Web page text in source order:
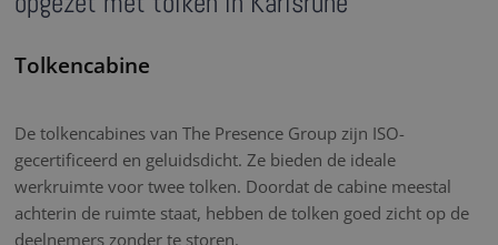
Tolkencabine
De tolkencabines van The Presence Group zijn ISO-
gecertificeerd en geluidsdicht. Ze bieden de ideale
werkruimte voor twee tolken. Doordat de cabine meestal
achterin de ruimte staat, hebben de tolken goed zicht op de
deelnemers zonder te storen.